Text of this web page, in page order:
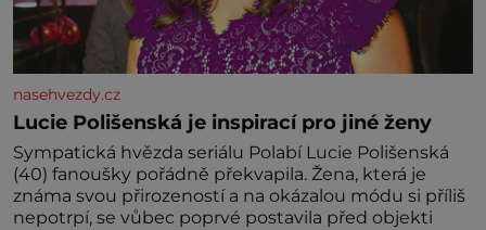
nasehvezdy.cz
Lucie Polišenská je inspirací pro jiné ženy
Sympatická hvězda seriálu Polabí Lucie Polišenská
(40) fanoušky pořádně překvapila. Žena, která je
známa svou přirozeností a na okázalou módu si příliš
nepotrpí, se vůbec poprvé postavila před objekti